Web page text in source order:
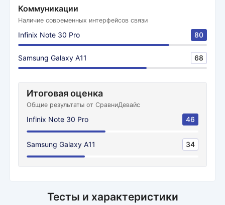
Коммуникации
Наличие современных интерфейсов связи
Infinix Note 30 Pro 80
Samsung Galaxy A11 68
Итоговая оценка
Общие результаты от СравниДевайс
Infinix Note 30 Pro 46
Samsung Galaxy A11 34
Тесты и характеристики